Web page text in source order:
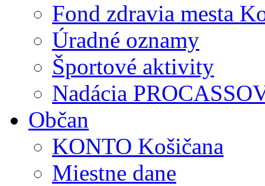
Fond zdravia mesta
Úradné oznamy
Športové aktivity
Nadácia
Občan
KONTO Košičana
Miestne dane